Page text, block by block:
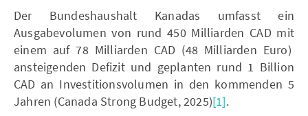
Der Bundeshaushalt Kanadas umfasst ein
Ausgabevolumen von rund 450 Milliarden CAD mit
einem auf 78 Milliarden CAD (48 Milliarden Euro)
ansteigenden Defizit und geplanten rund 1 Billion
CAD an Investitionsvolumen in den kommenden 5
Jahren (Canada Strong Budget, 2025)[1].